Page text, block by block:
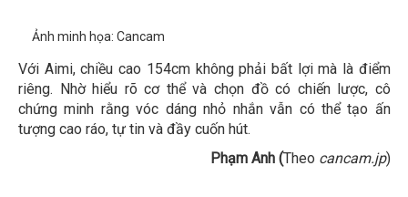
Ảnh minh họa: Cancam
Với Aimi, chiều cao 154cm không phải bất lợi mà là điểm
riêng. Nhờ hiểu rõ cơ thể và chọn đồ có chiến lược, cô
chứng minh rằng vóc dáng nhỏ nhắn vẫn có thể tạo ấn
tượng cao ráo, tự tin và đầy cuốn hút.
Phạm Anh (Theo cancam.jp)